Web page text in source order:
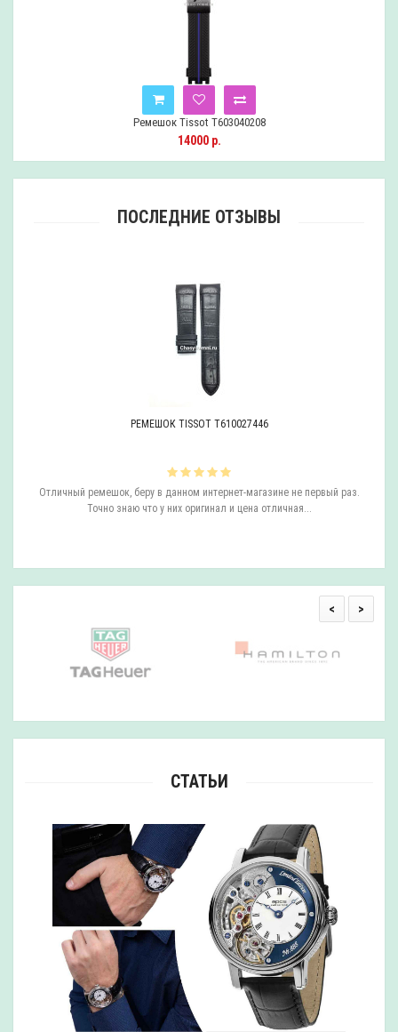
Ремешок Tissot T603040208
14000 р.
ПОСЛЕДНИЕ ОТЗЫВЫ
РЕМЕШОК TISSOT T610027446
Отличный ремешок, беру в данном интернет-магазине не первый раз.
Точно знаю что у них оригинал и цена отличная...
< >
СТАТЬИ